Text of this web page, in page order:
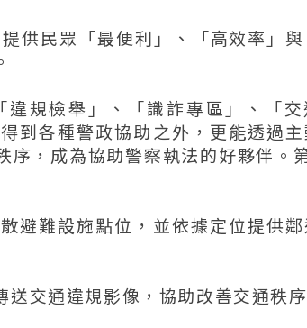
供民眾「最便利」、「高效率」
規檢舉」、「識詐專區」、「
到各種警政協助之外，更能透過
序，成為協助警察執法的好夥伴。
避難設施點位，並依據定位提供
交通違規影像，協助改善交通秩